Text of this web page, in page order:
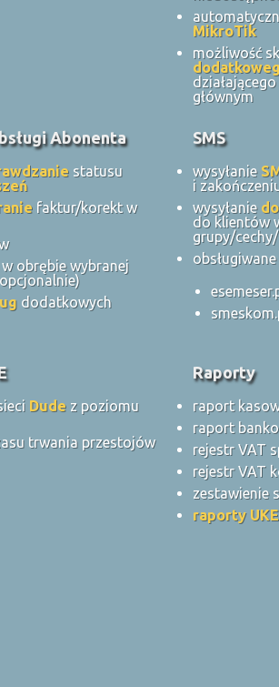
MikroTik
możliwość
głównym
Abonenta
statusu
faktur/korekt w
w obrębie wybranej
dodatkowych
SMS
wysyłanie
i
wysyłanie
do klientów
grupy/
Dude z poziomu
trwania przestojów
Raporty
raport
raport
rejestr VAT
rejestr VAT
zestawienie
raporty UKE